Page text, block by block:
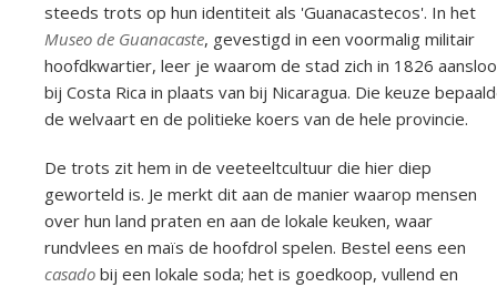
steeds trots op hun identiteit als 'Guanacastecos'. In het
Museo de Guanacaste, gevestigd in een voormalig militair
hoofdkwartier, leer je waarom de stad zich in 1826
bij Costa Rica in plaats van bij Nicaragua. Die keuze
de welvaart en de politieke koers van de hele provincie.
De trots zit hem in de veeteeltcultuur die hier diep
geworteld is. Je merkt dit aan de manier waarop mensen
over hun land praten en aan de lokale keuken, waar
rundvlees en maïs de hoofdrol spelen. Bestel eens een
casado bij een lokale soda; het is goedkoop, vullend en